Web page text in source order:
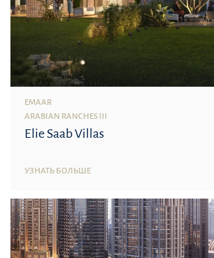
EMAAR
ARABIAN RANCHES III
Elie Saab Villas
УЗНАТЬ БОЛЬШЕ